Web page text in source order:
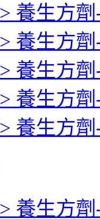
> 養生方
> 養生方
> 養生方
> 養生方
> 養生方
> 養生方